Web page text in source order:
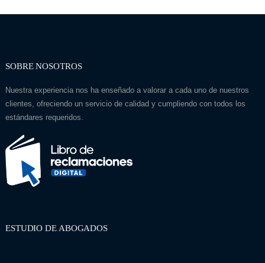
SOBRE NOSOTROS
Nuestra experiencia nos ha enseñado a valorar a cada uno de nuestros
clientes, ofreciendo un servicio de calidad y cumpliendo con todos los
estándares requeridos.
ESTUDIO DE ABOGADOS